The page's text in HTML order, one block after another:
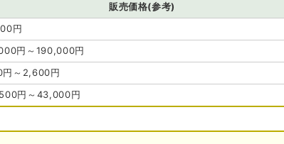
販売価格(参考)
円
円～190,000円
円～2,600円
円～43,000円